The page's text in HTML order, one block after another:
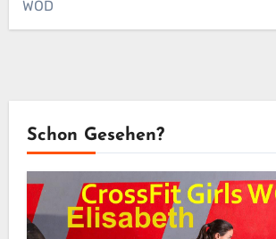
WOD
Schon Gesehen?